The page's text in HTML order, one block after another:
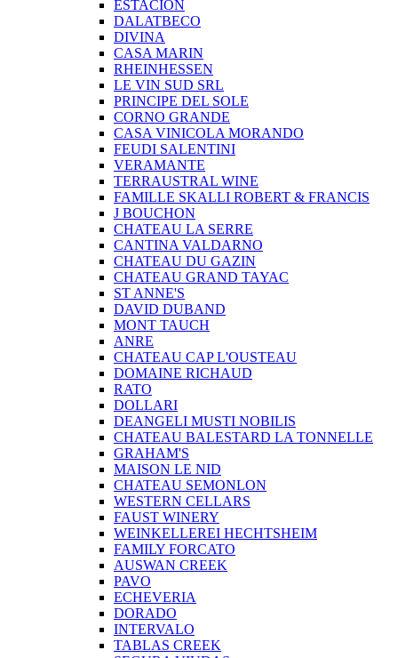
ESTACION
DALATBECO
DIVINA
CASA MARIN
RHEINHESSEN
LE VIN SUD SRL
PRINCIPE DEL SOLE
CORNO GRANDE
CASA VINICOLA MORANDO
FEUDI SALENTINI
VERAMANTE
TERRAUSTRAL WINE
FAMILLE SKALLI ROBERT & FRANCIS
J BOUCHON
CHATEAU LA SERRE
CANTINA VALDARNO
CHATEAU DU GAZIN
CHATEAU GRAND TAYAC
ST ANNE'S
DAVID DUBAND
MONT TAUCH
ANRE
CHATEAU CAP L'OUSTEAU
DOMAINE RICHAUD
RATO
DOLLARI
DEANGELI MUSTI NOBILIS
CHATEAU BALESTARD LA TONNELLE
GRAHAM'S
MAISON LE NID
CHATEAU SEMONLON
WESTERN CELLARS
FAUST WINERY
WEINKELLEREI HECHTSHEIM
FAMILY FORCATO
AUSWAN CREEK
PAVO
ECHEVERIA
DORADO
INTERVALO
TABLAS CREEK